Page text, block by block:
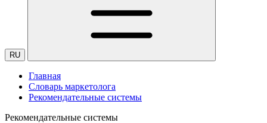
RU
Главная
Словарь маркетолога
Рекомендательные системы
Рекомендательные системы